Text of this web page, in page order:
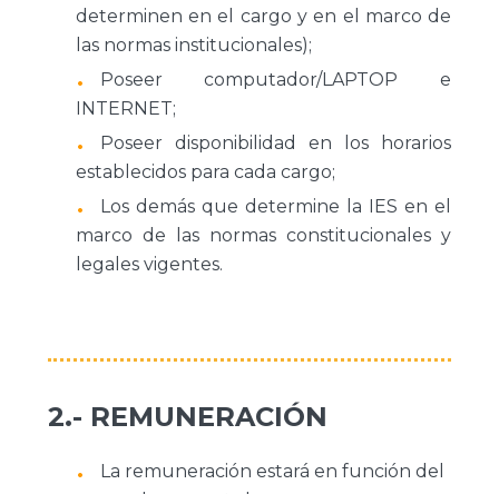
determinen en el cargo y en el marco de
las normas institucionales);
Poseer computador/LAPTOP e
INTERNET;
Poseer disponibilidad en los horarios
establecidos para cada cargo;
Los demás que determine la IES en el
marco de las normas constitucionales y
legales vigentes.
2.- REMUNERACIÓN
La remuneración estará en función del